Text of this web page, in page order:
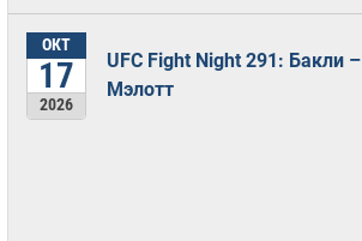
ОКТ
17
2026
UFC Fight Night 291: Бакли –
Мэлотт